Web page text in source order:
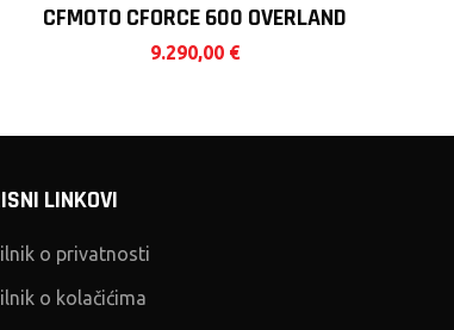
CFMOTO CFORCE 600 OVERLAND
9.290,00 €
LINKOVI
o privatnosti
o kolačićima